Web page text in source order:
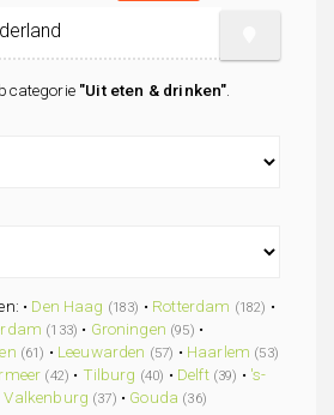
"Uit eten & drinken"
• Den Haag (183) • Rotterdam (182) •
(133) • Groningen (95) •
(61) • Leeuwarden (57) • Haarlem (53)
(42) • Tilburg (40) • Delft (39) • 's-
Valkenburg (37) • Gouda (36)